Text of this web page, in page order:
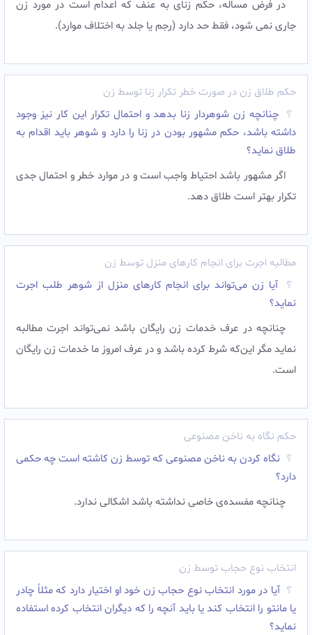
در فرض مساله، حکم زناى به عنف که اعدام است در مورد زن
جارى نمى شود، فقط حد دارد (رجم یا جلد به اختلاف موارد).‌
حکم طلاق زن در صورت خطر تکرار زنا توسط زن
چنانچه زن شوهردار زنا بدهد و احتمال تکرار این کار نیز وجود
داشته باشد، حکم مشهور بودن در زنا را دارد و شوهر باید اقدام به
طلاق نماید؟
اگر مشهور باشد احتیاط واجب است و در موارد خطر و احتمال جدی
تکرار بهتر است طلاق دهد.
مطالبه اجرت برای انجام کارهای منزل توسط زن
آیا زن می‌تواند برای انجام کارهای منزل از شوهر طلب اجرت
نماید؟
چنانچه در عرف خدمات زن رایگان باشد نمی‌تواند اجرت مطالبه
نماید مگر این‌که شرط کرده باشد و در عرف امروز ما خدمات زن رایگان
است.
حکم نگاه به ناخن مصنوعی
نگاه کردن به ناخن مصنوعی که توسط زن کاشته است چه حکمی
دارد؟
چنانچه مفسده‌ی خاصی نداشته باشد اشکالی ندارد.
انتخاب نوع حجاب توسط زن
آیا در مورد انتخاب نوع حجاب زن خود او اختیار دارد که مثلاً چادر
یا مانتو را انتخاب کند یا باید آنچه را که دیگران انتخاب کرده استفاده
نماید؟